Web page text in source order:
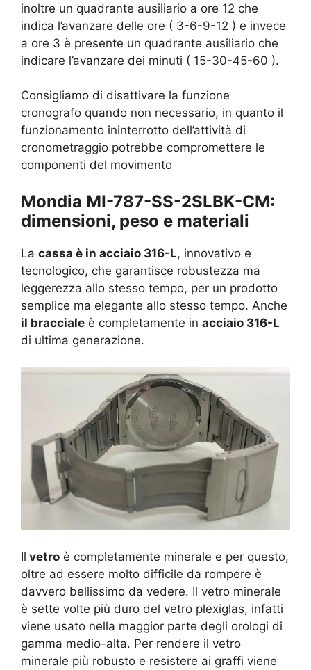
inoltre un quadrante ausiliario a ore 12 che
indica l’avanzare delle ore ( 3-6-9-12 ) e invece
a ore 3 è presente un quadrante ausiliario che
indicare l’avanzare dei minuti ( 15-30-45-60 ).
Consigliamo di disattivare la funzione
cronografo quando non necessario, in quanto il
funzionamento ininterrotto dell’attività di
cronometraggio potrebbe compromettere le
componenti del movimento
Mondia MI-787-SS-2SLBK-CM:
dimensioni, peso e materiali
La cassa è in acciaio 316-L, innovativo e
tecnologico, che garantisce robustezza ma
leggerezza allo stesso tempo, per un prodotto
semplice ma elegante allo stesso tempo. Anche
il bracciale è completamente in acciaio 316-L
di ultima generazione.
Il vetro è completamente minerale e per questo,
oltre ad essere molto difficile da rompere è
davvero bellissimo da vedere. Il vetro minerale
è sette volte più duro del vetro plexiglas, infatti
viene usato nella maggior parte degli orologi di
gamma medio-alta. Per rendere il vetro
minerale più robusto e resistere ai graffi viene